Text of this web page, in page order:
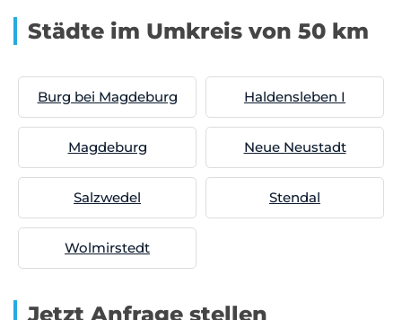
Städte im Umkreis von 50 km
Burg bei Magdeburg Haldensleben I
Magdeburg Neue Neustadt
Salzwedel Stendal
Wolmirstedt
Jetzt Anfrage stellen